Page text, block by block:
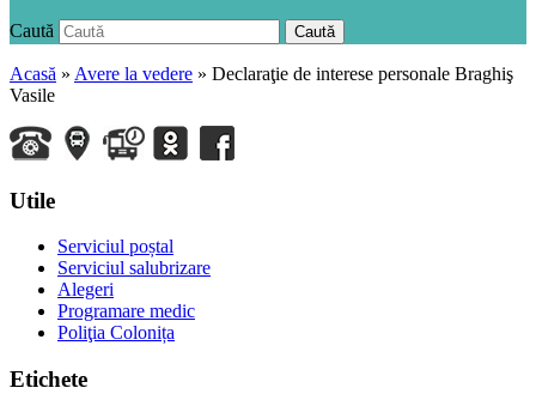
Caută Caută
Acasă » Avere la vedere » Declaraţie de interese personale Braghiş
Vasile
Utile
Serviciul poștal
Serviciul salubrizare
Alegeri
Programare medic
Poliţia Colonița
Etichete